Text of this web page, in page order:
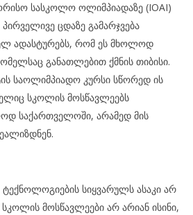
სასკოლო ოლიმპიადაზე (IOAI)
ცდაზე გამარჯვება
ადასტურებს, რომ ეს მხოლოდ
განათლებით ქმნის თიბისი.
საოლიმპიადო კურსი სწორედ ის
სკოლის მოსწავლეებს
საქართველოში, არამედ მის
სიყვარულს ასაკი არ
მოსწავლეები არ არიან ისინი,